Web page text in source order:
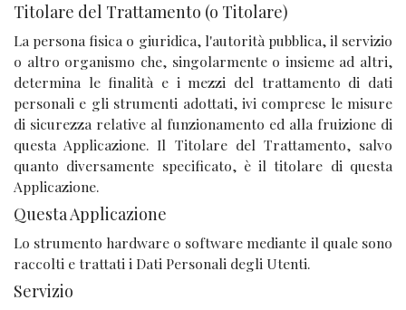
Titolare del Trattamento (o Titolare)
La persona fisica o giuridica, l'autorità pubblica, il servizio
o altro organismo che, singolarmente o insieme ad altri,
determina le finalità e i mezzi del trattamento di dati
personali e gli strumenti adottati, ivi comprese le misure
di sicurezza relative al funzionamento ed alla fruizione di
questa Applicazione. Il Titolare del Trattamento, salvo
quanto diversamente specificato, è il titolare di questa
Applicazione.
Questa Applicazione
Lo strumento hardware o software mediante il quale sono
raccolti e trattati i Dati Personali degli Utenti.
Servizio